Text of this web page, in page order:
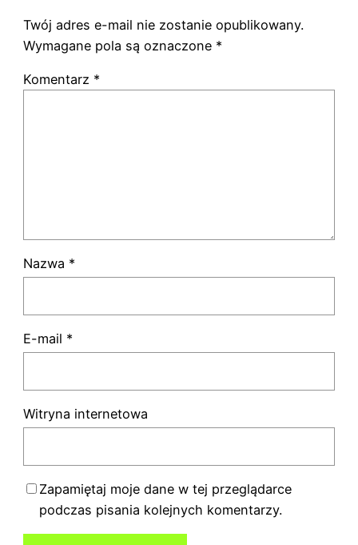
Twój adres e-mail nie zostanie opublikowany.
Wymagane pola są oznaczone *
Komentarz *
Nazwa *
E-mail *
Witryna internetowa
Zapamiętaj moje dane w tej przeglądarce
podczas pisania kolejnych komentarzy.